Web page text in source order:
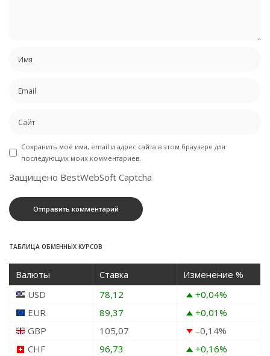
Сохранить моё имя, email и адрес сайта в этом браузере для
последующих моих комментариев.
Защищено BestWebSoft Captcha
ТАБЛИЦА ОБМЕННЫХ КУРСОВ
Валюты Ставка
Изменение %
USD
78,12 +0,04%
EUR
89,37 +0,01%
GBP
105,07 –0,14%
CHF
96,73 +0,16%